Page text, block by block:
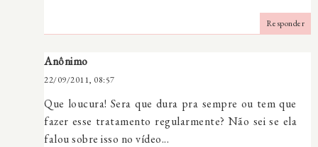
Responder
Anônimo
22/09/2011, 08:57
Que loucura! Sera que dura pra sempre ou tem que
fazer esse tratamento regularmente? Não sei se ela
falou sobre isso no vídeo...